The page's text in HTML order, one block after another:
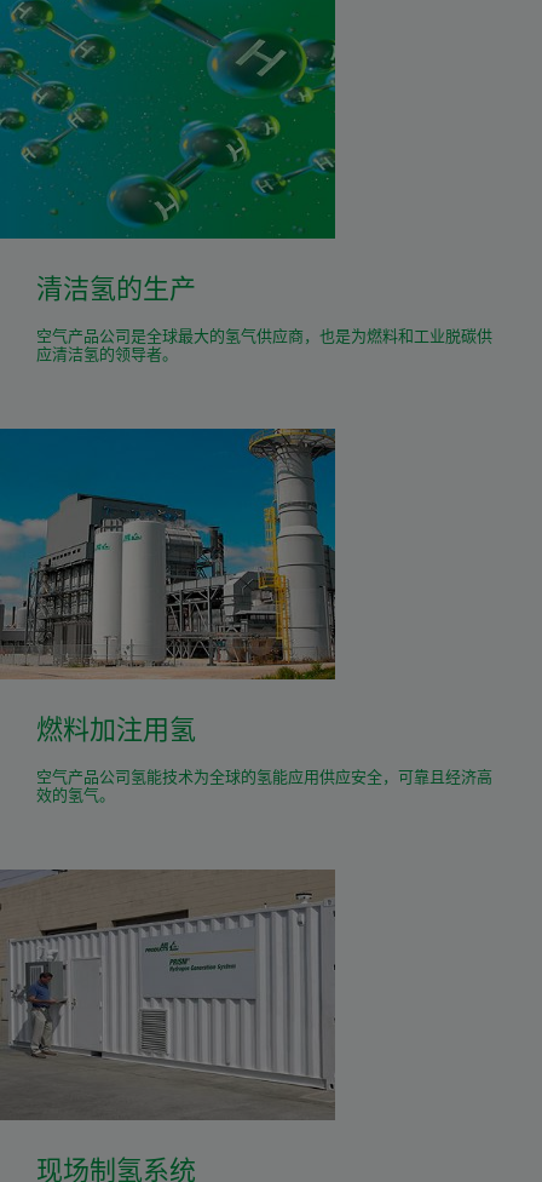
清洁氢的生产
空气产品公司是全球最大的氢气供应商，也是为燃料和工业脱碳供
应清洁氢的领导者。
燃料加注用氢
空气产品公司氢能技术为全球的氢能应用供应安全，可靠且经济高
效的氢气。
现场制氢系统